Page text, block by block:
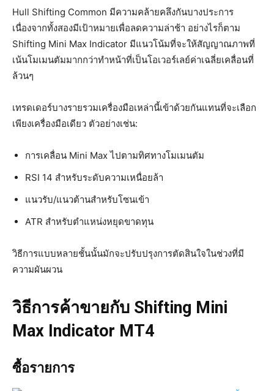
Hull Shifting Common มีความคล้ายคลึงกันบางประการ
เนื่องจากทั้งสองมีเป้าหมายเพื่อลดความล่าช้า อย่างไรก็ตาม
Shifting Mini Max Indicator มีแนวโน้มที่จะให้สัญญาณภาพที่
เน้นโมเมนตัมมากกว่าทำหน้าที่เป็นโอเวอร์เลย์ค่าเฉลี่ยเคลื่อนที่
ล้วนๆ
เทรดเดอร์บางรายรวมเครื่องมือเหล่านี้เข้าด้วยกันแทนที่จะเลือก
เพียงเครื่องมือเดียว ตัวอย่างเช่น:
การเคลื่อน Mini Max ไปตามทิศทางโมเมนตัม
RSI 14 สำหรับระดับความเหนื่อยล้า
แนวรับ/แนวต้านสำหรับโซนเข้า
ATR สำหรับตำแหน่งหยุดขาดทุน
วิธีการแบบหลายชั้นนั้นมักจะปรับปรุงการตัดสินใจในช่วงที่มี
ความผันผวน
วิธีการค้าขายกับ Shifting Mini
Max Indicator MT4
ซื้อรายการ